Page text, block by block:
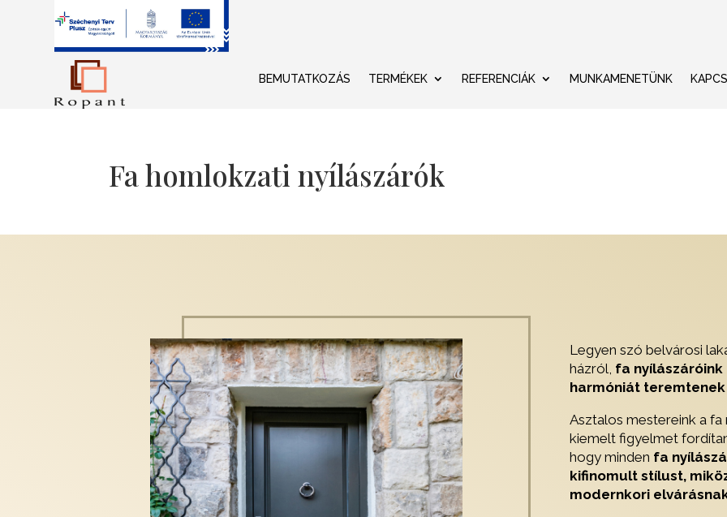
BEMUTATKOZÁS TERMÉKEK REFERENCIÁK MUNKAMENETÜNK
Fa homlokzati nyílászárók
Legyen szó belvárosi
házról, fa nyílászáróink
harmóniát teremtenek
Asztalos mestereink a
kiemelt figyelmet
hogy minden fa
kifinomult stílust,
modernkori